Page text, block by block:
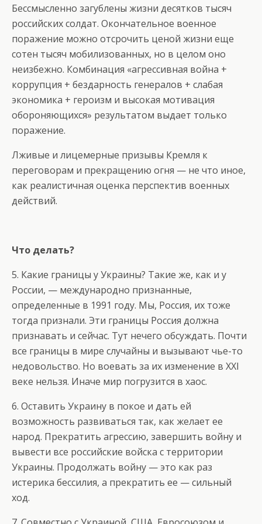
Бессмысленно загублены жизни десятков тысяч
российских солдат. Окончательное военное
поражение можно отсрочить ценой жизни еще
сотен тысяч мобилизованных, но в целом оно
неизбежно. Комбинация «агрессивная война +
коррупция + бездарность генералов + слабая
экономика + героизм и высокая мотивация
обороняющихся» результатом выдает только
поражение.
Лживые и лицемерные призывы Кремля к
переговорам и прекращению огня — не что иное,
как реалистичная оценка перспектив военных
действий.
Что делать?
5. Какие границы у Украины? Такие же, как и у
России, — международно признанные,
определенные в 1991 году. Мы, Россия, их тоже
тогда признали. Эти границы Россия должна
признавать и сейчас. Тут нечего обсуждать. Почти
все границы в мире случайны и вызывают чье-то
недовольство. Но воевать за их изменение в XXI
веке нельзя. Иначе мир погрузится в хаос.
6. Оставить Украину в покое и дать ей
возможность развиваться так, как желает ее
народ. Прекратить агрессию, завершить войну и
вывести все российские войска с территории
Украины. Продолжать войну — это как раз
истерика бессилия, а прекратить ее — сильный
ход.